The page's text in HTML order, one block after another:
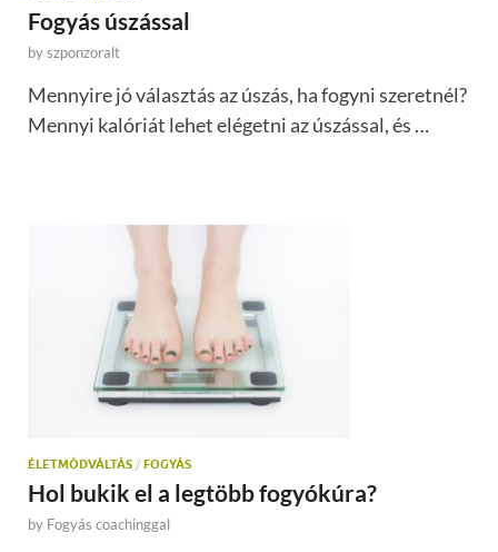
Fogyás úszással
byszponzoralt
Mennyire jó választás az úszás, ha fogyni szeretnél?
Mennyi kalóriát lehet elégetni az úszással, és …
ÉLETMÓDVÁLTÁS / FOGYÁS
Hol bukik el a legtöbb fogyókúra?
by Fogyás coachinggal